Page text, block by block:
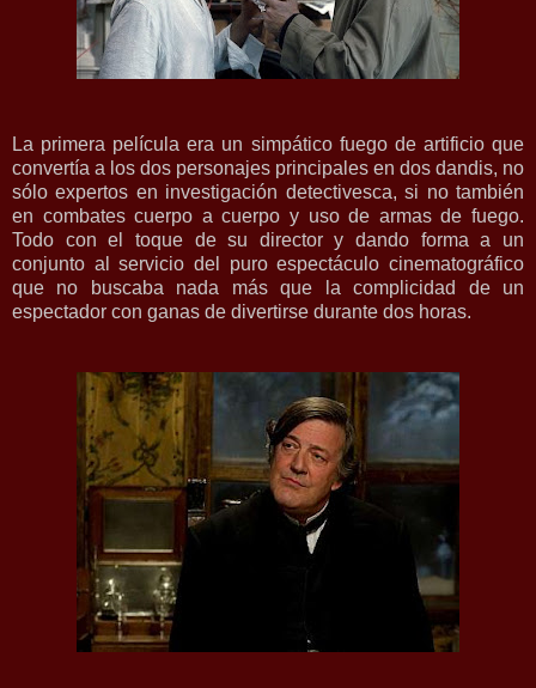
La primera película era un simpático fuego de artificio que
convertía a los dos personajes principales en dos dandis, no
sólo expertos en investigación detectivesca, si no también
en combates cuerpo a cuerpo y uso de armas de fuego.
Todo con el toque de su director y dando forma a un
conjunto al servicio del puro espectáculo cinematográfico
que no buscaba nada más que la complicidad de un
espectador con ganas de divertirse durante dos horas.